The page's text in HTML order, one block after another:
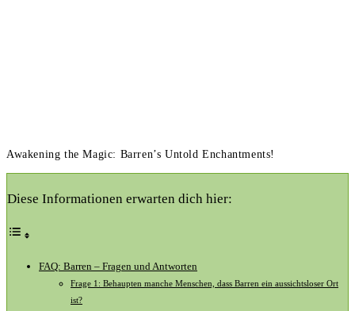
Awakening the Magic: Barren’s Untold Enchantments!
Diese Informationen erwarten dich hier:
FAQ: Barren – Fragen und Antworten
Frage 1: Behaupten manche Menschen, dass Barren ein aussichtsloser Ort
ist?